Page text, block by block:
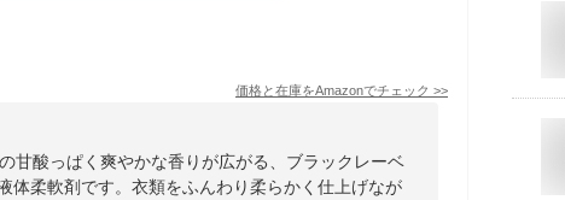
価格と在庫をAmazonでチェック >>
甘酸っぱく爽やかな香りが広がる、ブラックレーベ
体柔軟剤です。衣類をふんわり柔らかく仕上げなが